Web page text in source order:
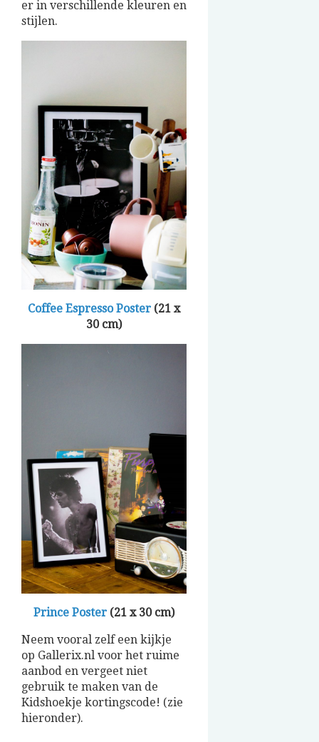
er in verschillende kleuren en
stijlen.
Coffee Espresso Poster (21 x
30 cm)
Prince Poster (21 x 30 cm)
Neem vooral zelf een kijkje
op Gallerix.nl voor het ruime
aanbod en vergeet niet
gebruik te maken van de
Kidshoekje kortingscode! (zie
hieronder).